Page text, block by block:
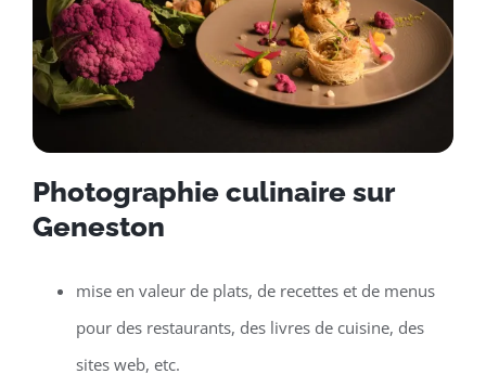
Photographie culinaire sur
Geneston
mise en valeur de plats, de recettes et de menus
pour des restaurants, des livres de cuisine, des
sites web, etc.